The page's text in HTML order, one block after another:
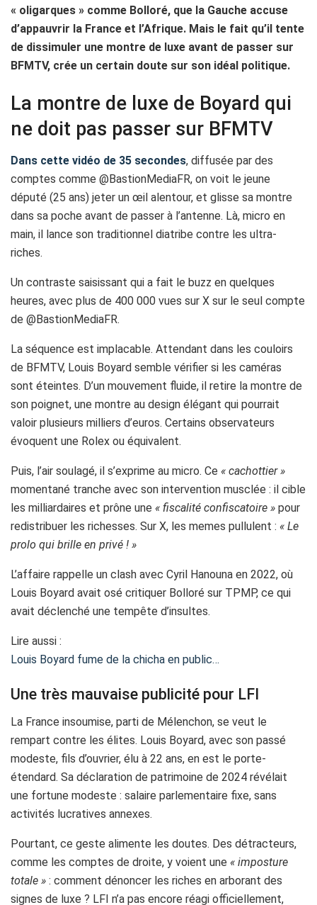
« oligarques » comme Bolloré, que la Gauche accuse
d’appauvrir la France et l’Afrique. Mais le fait qu’il tente
de dissimuler une montre de luxe avant de passer sur
BFMTV, crée un certain doute sur son idéal politique.
La montre de luxe de Boyard qui
ne doit pas passer sur BFMTV
Dans cette vidéo de 35 secondes, diffusée par des
comptes comme @BastionMediaFR, on voit le jeune
député (25 ans) jeter un œil alentour, et glisse sa montre
dans sa poche avant de passer à l’antenne. Là, micro en
main, il lance son traditionnel diatribe contre les ultra-
riches.
Un contraste saisissant qui a fait le buzz en quelques
heures, avec plus de 400 000 vues sur X sur le seul compte
de @BastionMediaFR.
La séquence est implacable. Attendant dans les couloirs
de BFMTV, Louis Boyard semble vérifier si les caméras
sont éteintes. D’un mouvement fluide, il retire la montre de
son poignet, une montre au design élégant qui pourrait
valoir plusieurs milliers d’euros. Certains observateurs
évoquent une Rolex ou équivalent.
Puis, l’air soulagé, il s’exprime au micro. Ce « cachottier »
momentané tranche avec son intervention musclée : il cible
les milliardaires et prône une « fiscalité confiscatoire » pour
redistribuer les richesses. Sur X, les memes pullulent : « Le
prolo qui brille en privé ! »
L’affaire rappelle un clash avec Cyril Hanouna en 2022, où
Louis Boyard avait osé critiquer Bolloré sur TPMP, ce qui
avait déclenché une tempête d’insultes.
Lire aussi :
Louis Boyard fume de la chicha en public…
Une très mauvaise publicité pour LFI
La France insoumise, parti de Mélenchon, se veut le
rempart contre les élites. Louis Boyard, avec son passé
modeste, fils d’ouvrier, élu à 22 ans, en est le porte-
étendard. Sa déclaration de patrimoine de 2024 révélait
une fortune modeste : salaire parlementaire fixe, sans
activités lucratives annexes.
Pourtant, ce geste alimente les doutes. Des détracteurs,
comme les comptes de droite, y voient une « imposture
totale » : comment dénoncer les riches en arborant des
signes de luxe ? LFI n’a pas encore réagi officiellement,